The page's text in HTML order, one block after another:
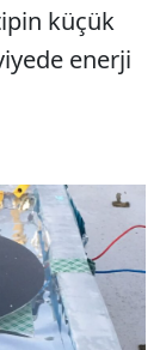
küçük
enerji